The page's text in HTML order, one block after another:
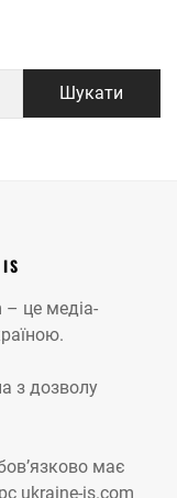
– це медіа-
з дозволу
має
ukraine-is.com